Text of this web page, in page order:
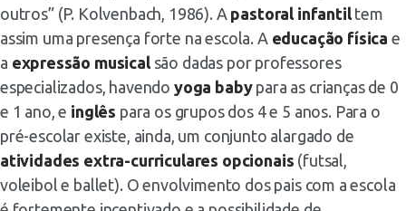
outros” (P. Kolvenbach, 1986). A pastoral infantiltem
assim uma presença forte na escola. A educação física e
a expressão musicalsão dadas por professores
especializados, havendo yoga babypara as crianças de 0
e 1 ano, e inglês para os grupos dos 4 e 5 anos. Para o
pré-escolar existe, ainda, um conjunto alargado de
atividades extra-curriculares opcionais (futsal,
voleibol e ballet). O envolvimento dos pais com a escola